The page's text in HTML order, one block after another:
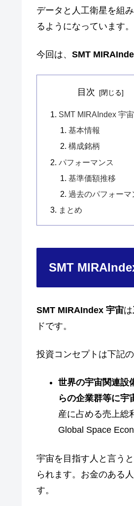
データと人工衛星を組
るようになっています。
今回は、 SMT
目次
SMT MIRAIndex 宇
基本情報
構成銘柄
パフォーマンス
基準価額推移
過去のパフォーマ
まとめ
SMT
SMT MIRAIndex 宇宙は
ドです。
投資コンセプトは下記の
世界の宇宙関連設
らの企業群等に宇
産に占める売上総
Global Space
宇宙を目指す人と言う
られます。お金のある
す。